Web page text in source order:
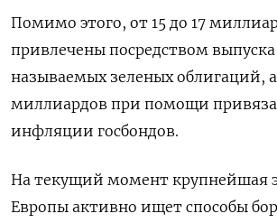
Помимо этого, от 15 до 17
привлечены посредством выпуска
называемых зеленых облигаций,
миллиардов при помощи
инфляции госбондов.
На текущий момент крупнейшая
Европы активно ищет способы